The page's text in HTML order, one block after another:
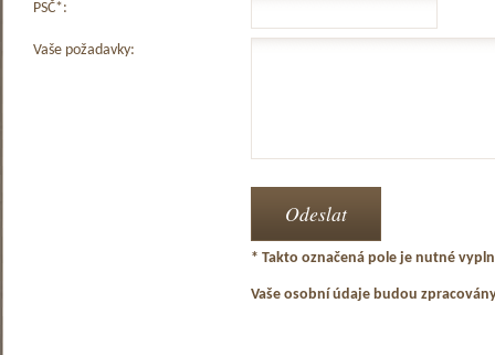
PSČ*:
Vaše požadavky:
* Takto označená pole je nutné
Vaše osobní údaje budou